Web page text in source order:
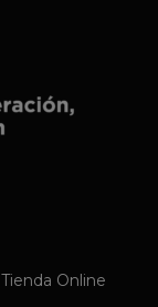
Tienda Online